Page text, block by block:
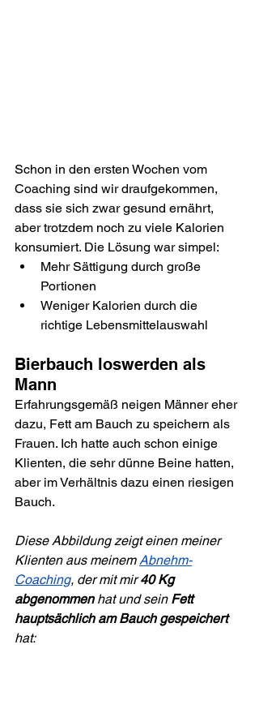
Schon in den ersten Wochen vom
Coaching sind wir draufgekommen,
dass sie sich zwar gesund ernährt,
aber trotzdem noch zu viele Kalorien
konsumiert. Die Lösung war simpel:
Mehr Sättigung durch große
Portionen
Weniger Kalorien durch die
richtige Lebensmittelauswahl
Bierbauch loswerden als
Mann
Erfahrungsgemäß neigen Männer eher
dazu, Fett am Bauch zu speichern als
Frauen. Ich hatte auch schon einige
Klienten, die sehr dünne Beine hatten,
aber im Verhältnis dazu einen riesigen
Bauch.
Diese Abbildung zeigt einen meiner
Klienten aus meinem Abnehm-
Coaching, der mit mir 40 Kg
abgenommen hat und sein Fett
hauptsächlich am Bauch gespeichert
hat: